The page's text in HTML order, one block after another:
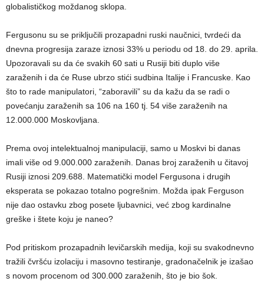
globalističkog moždanog sklopa.
Fergusonu su se priključili prozapadni ruski naučnici, tvrdeći da
dnevna progresija zaraze iznosi 33% u periodu od 18. do 29. aprila.
Upozoravali su da će svakih 60 sati u Rusiji biti duplo više
zaraženih i da će Ruse ubrzo stići sudbina Italije i Francuske. Kao
što to rade manipulatori, “zaboravili” su da kažu da se radi o
povećanju zaraženih sa 106 na 160 tj. 54 više zaraženih na
12.000.000 Moskovljana.
Prema ovoj intelektualnoj manipulaciji, samo u Moskvi bi danas
imali više od 9.000.000 zaraženih. Danas broj zaraženih u čitavoj
Rusiji iznosi 209.688. Matematički model Fergusona i drugih
eksperata se pokazao totalno pogrešnim. Možda ipak Ferguson
nije dao ostavku zbog posete ljubavnici, već zbog kardinalne
greške i štete koju je naneo?
Pod pritiskom prozapadnih levičarskih medija, koji su svakodnevno
tražili čvršću izolaciju i masovno testiranje, gradonačelnik je izašao
s novom procenom od 300.000 zaraženih, što je bio šok.